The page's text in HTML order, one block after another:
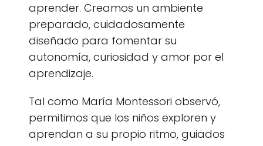
aprender. Creamos un ambiente
preparado, cuidadosamente
diseñado para fomentar su
autonomía, curiosidad y amor por el
aprendizaje.
Tal como María Montessori observó,
permitimos que los niños exploren y
aprendan a su propio ritmo, guiados